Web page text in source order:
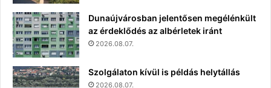
Dunaújvárosban jelentősen megélénkült
az érdeklődés az albérletek iránt
2026.08.07.
Szolgálaton kívül is példás helytállás
2026.08.07.